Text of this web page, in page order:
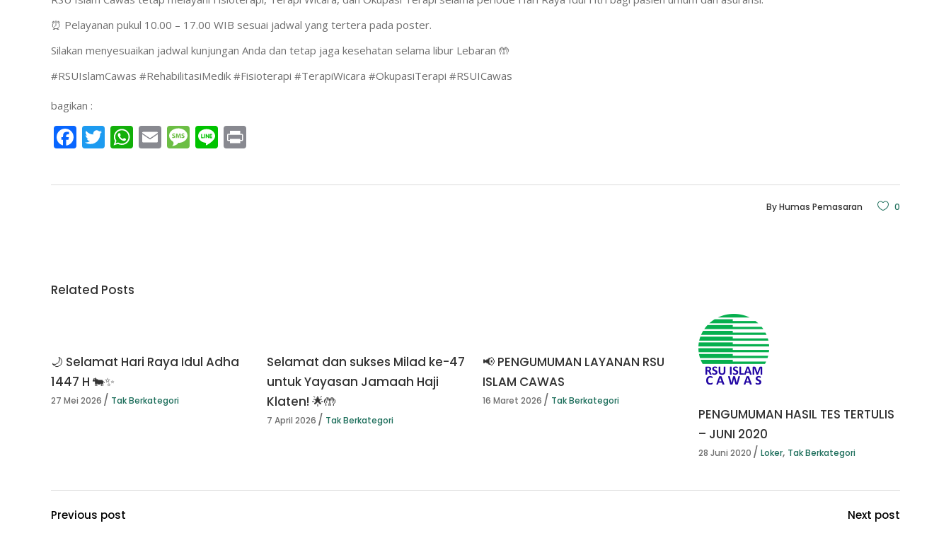
⏰ Pelayanan pukul 10.00 – 17.00 WIB sesuai jadwal yang tertera pada poster.
Silakan menyesuaikan jadwal kunjungan Anda dan tetap jaga kesehatan selama libur Lebaran 🤲
#RSUIslamCawas #RehabilitasiMedik #Fisioterapi #TerapiWicara #OkupasiTerapi #RSUICawas
bagikan :
Facebook
Twitter
WhatsApp
EmailMessage
Line
ByHumas Pemasaran 0
Related Posts
🌙 Selamat Hari Raya Idul Adha
1447 H 🐄✨
27 Mei 2026 Tak Berkategori
Selamat dan sukses Milad ke-47
untuk Yayasan Jamaah Haji
Klaten! 🌟🤲
7 April 2026 Tak Berkategori
📢 PENGUMUMAN LAYANAN RSU
ISLAM CAWAS
16 Maret 2026 Tak Berkategori
PENGUMUMAN HASIL TES TERTULIS
– JUNI 2020
28 Juni 2020 Loker, Tak Berkategori
Previous post Next post